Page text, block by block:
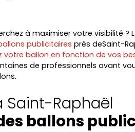
à maximiser votre visibilité ?
publicitaires près deSaint-
votre ballon en fonction de vos
de professionnels avant
Saint-Raphaël
ballons